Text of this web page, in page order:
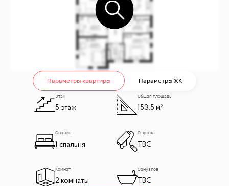
Параметры квартиры Параметры ЖК
Этаж
5 этаж
Общая площадь
153.5 м²
Спален
1 спальня
Отделка
TBC
Комнат
2 комнаты
Санузлов
TBC